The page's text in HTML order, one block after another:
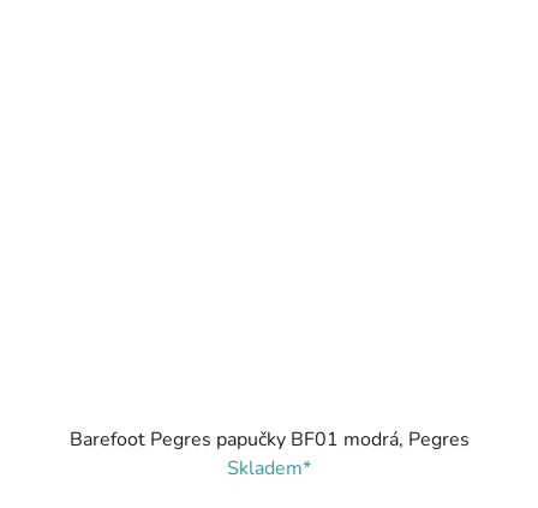
Barefoot Pegres papučky BF01 modrá, Pegres
Skladem*